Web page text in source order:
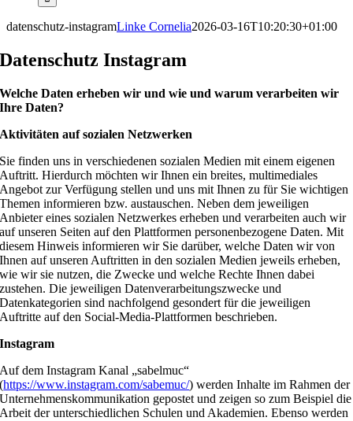
datenschutz-instagramLinke Cornelia2026-03-16T10:20:30+01:00
Datenschutz Instagram
Welche Daten erheben wir und wie und warum verarbeiten wir
Ihre Daten?
Aktivitäten auf sozialen Netzwerken
Sie finden uns in verschiedenen sozialen Medien mit einem eigenen
Auftritt. Hierdurch möchten wir Ihnen ein breites, multimediales
Angebot zur Verfügung stellen und uns mit Ihnen zu für Sie wichtigen
Themen informieren bzw. austauschen. Neben dem jeweiligen
Anbieter eines sozialen Netzwerkes erheben und verarbeiten auch wir
auf unseren Seiten auf den Plattformen personenbezogene Daten. Mit
diesem Hinweis informieren wir Sie darüber, welche Daten wir von
Ihnen auf unseren Auftritten in den sozialen Medien jeweils erheben,
wie wir sie nutzen, die Zwecke und welche Rechte Ihnen dabei
zustehen. Die jeweiligen Datenverarbeitungszwecke und
Datenkategorien sind nachfolgend gesondert für die jeweiligen
Auftritte auf den Social-Media-Plattformen beschrieben.
Instagram
Auf dem Instagram Kanal „sabelmuc“
(https://www.instagram.com/sabemuc/) werden Inhalte im Rahmen der
Unternehmenskommunikation gepostet und zeigen so zum Beispiel die
Arbeit der unterschiedlichen Schulen und Akademien. Ebenso werden